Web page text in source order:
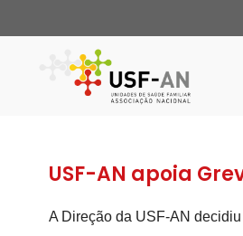
USF-AN apoia
A Direção da USF-AN